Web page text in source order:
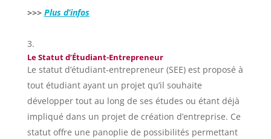
>>> Plus d’infos
Le Statut d’Étudiant-Entrepreneur
Le statut d’étudiant-entrepreneur (SEE) est proposé à
tout étudiant ayant un projet qu’il souhaite
développer tout au long de ses études ou étant déjà
impliqué dans un projet de création d’entreprise. Ce
statut offre une panoplie de possibilités permettant